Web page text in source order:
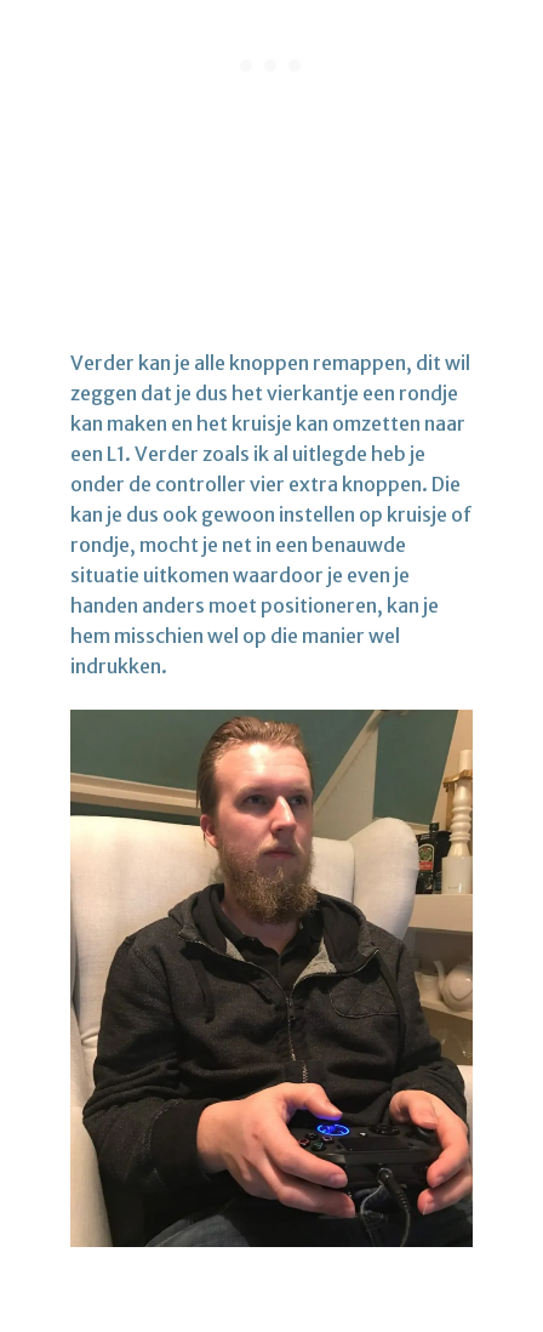
Verder kan je alle knoppen remappen, dit wil
zeggen dat je dus het vierkantje een rondje
kan maken en het kruisje kan omzetten naar
een L1. Verder zoals ik al uitlegde heb je
onder de controller vier extra knoppen. Die
kan je dus ook gewoon instellen op kruisje of
rondje, mocht je net in een benauwde
situatie uitkomen waardoor je even je
handen anders moet positioneren, kan je
hem misschien wel op die manier wel
indrukken.